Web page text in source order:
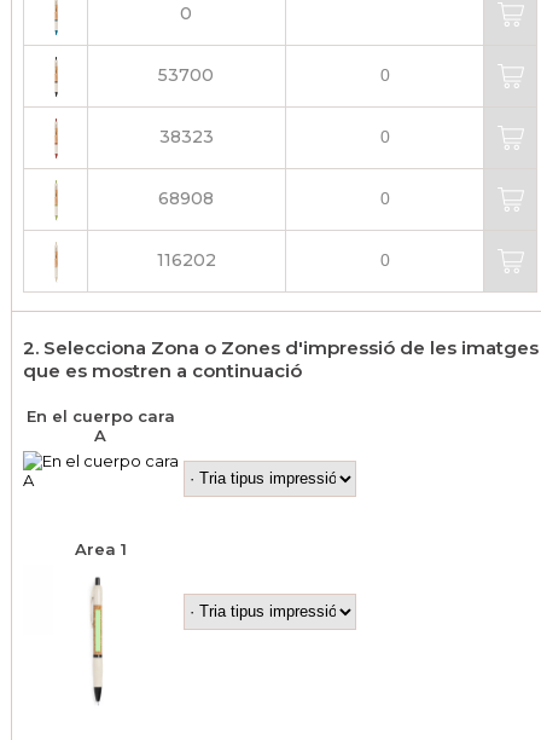
0
53700
38323
68908
116202
2. Selecciona Zona o Zones d'impressió de les imatges
que es mostren a continuació
En el cuerpo cara
A
Area 1